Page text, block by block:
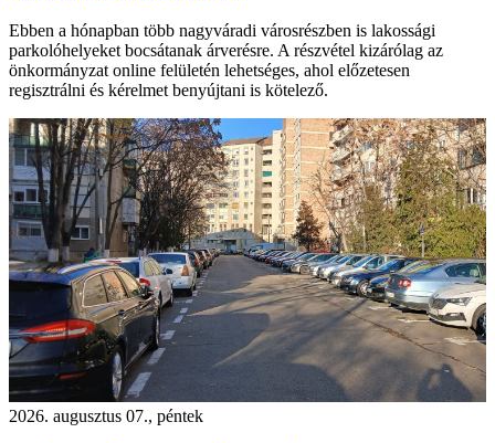
Ebben a hónapban több nagyváradi városrészben is lakossági
parkolóhelyeket bocsátanak árverésre. A részvétel kizárólag az
önkormányzat online felületén lehetséges, ahol előzetesen
regisztrálni és kérelmet benyújtani is kötelező.
2026. augusztus 07., péntek